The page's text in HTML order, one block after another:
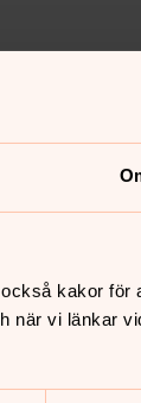
kakor för
när vi länkar